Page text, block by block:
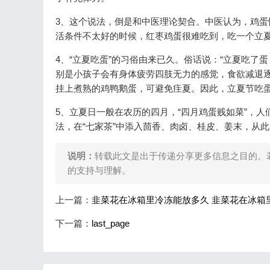
3、这个说法，倒是和中医理论契合。中医认为，鸡
活条件不太好的时候，红枣鸡蛋很难吃到，吃一个
4、“立夏吃蛋”的习俗由来已久。俗话说：“立夏吃了
别是小孩子会有身体疲劳四肢无力的感觉，食欲减退
挂上煮熟的鸡鸭鹅蛋，可避免疰夏。因此，立夏节吃
5、立夏日一般在农历的四月，“四月鸡蛋贱如菜”，
法，在“七家茶”中添入茴香、肉卤、桂皮、姜末，从
说明： 转载此文是出于传递分享更多信息之目的
的支持与理解。
上一篇： 韭菜花在冰箱里冷冻能放多久 韭菜花在冰箱
下一篇： last_page